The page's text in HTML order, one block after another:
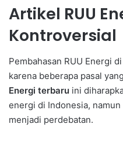
Artikel RUU
Kontroversial
Pembahasan RUU Energi
karena beberapa pasal
Energi terbaru ini
energi di Indonesia,
menjadi perdebatan.